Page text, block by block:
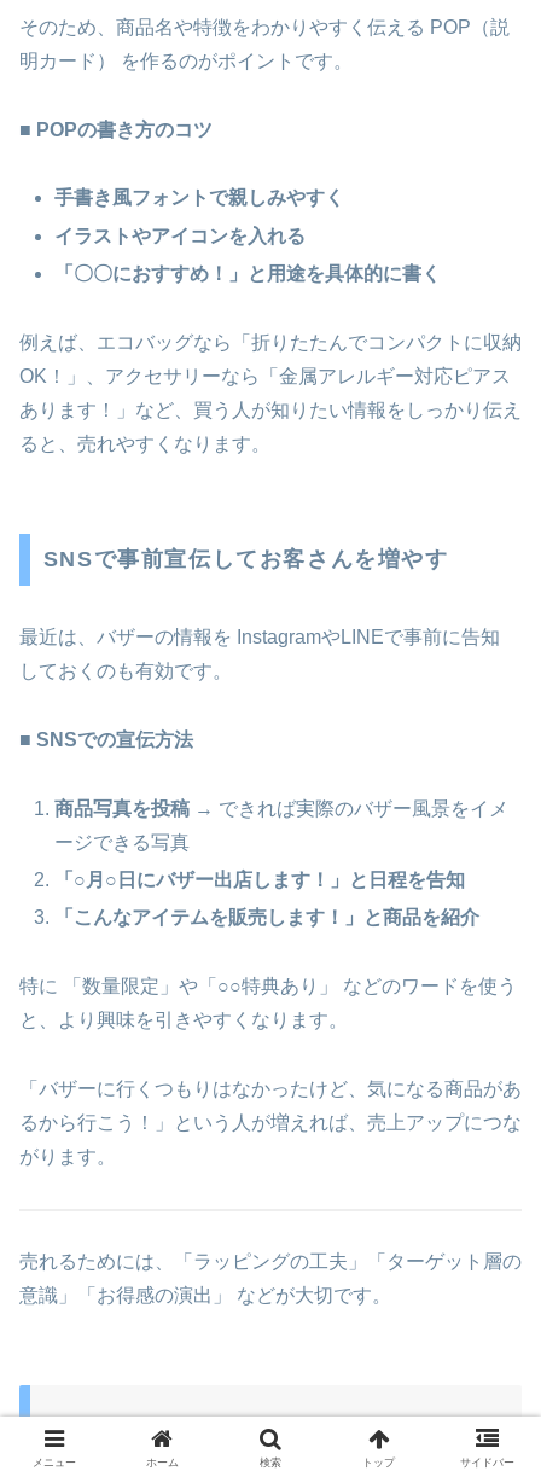
そのため、商品名や特徴をわかりやすく伝える POP（説
明カード） を作るのがポイントです。
■ POPの書き方のコツ
手書き風フォントで親しみやすく
イラストやアイコンを入れる
「〇〇におすすめ！」と用途を具体的に書く
例えば、エコバッグなら「折りたたんでコンパクトに収納
OK！」、アクセサリーなら「金属アレルギー対応ピアス
あります！」など、買う人が知りたい情報をしっかり伝え
ると、売れやすくなります。
SNSで事前宣伝してお客さんを増やす
最近は、バザーの情報を InstagramやLINEで事前に告知
しておくのも有効です。
■ SNSでの宣伝方法
商品写真を投稿 → できれば実際のバザー風景をイメ
ージできる写真
「○月○日にバザー出店します！」と日程を告知
「こんなアイテムを販売します！」と商品を紹介
特に 「数量限定」や「○○特典あり」 などのワードを使う
と、より興味を引きやすくなります。
「バザーに行くつもりはなかったけど、気になる商品があ
るから行こう！」という人が増えれば、売上アップにつな
がります。
売れるためには、「ラッピングの工夫」「ターゲット層の
意識」「お得感の演出」 などが大切です。
バザーでの成功事例と注意点
メニュー ホーム 検索 トップ サイドバー